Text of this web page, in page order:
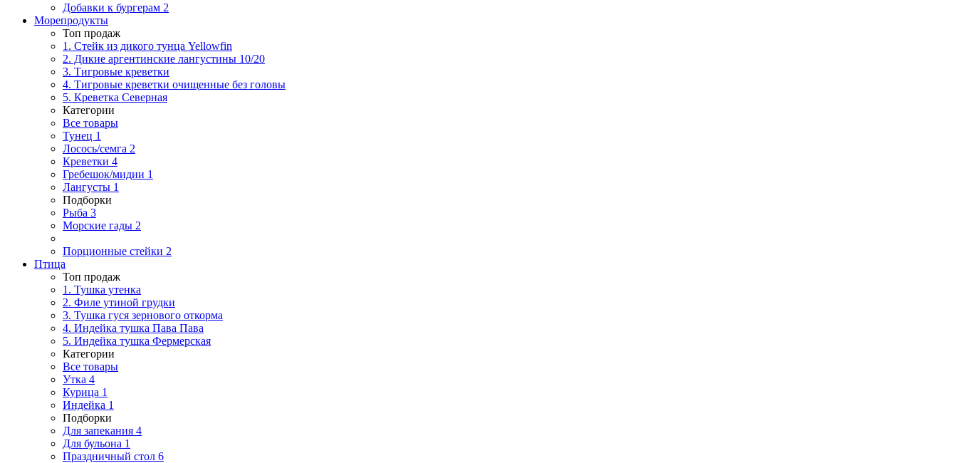
Добавки к бургерам 2
Морепродукты
Топ продаж
1. Стейк из дикого тунца Yellowfin
2. Дикие аргентинские лангустины 10/20
3. Тигровые креветки
4. Тигровые креветки очищенные без головы
5. Креветка Cеверная
Категории
Все товары
Тунец 1
Лосось/семга 2
Креветки 4
Гребешок/мидии 1
Лангусты 1
Подборки
Рыба 3
Морские гады 2
Порционные стейки 2
Птица
Топ продаж
1. Тушка утенка
2. Филе утиной грудки
3. Тушка гуся зернового откорма
4. Индейка тушка Пава Пава
5. Индейка тушка Фермерская
Категории
Все товары
Утка 4
Курица 1
Индейка 1
Подборки
Для запекания 4
Для бульона 1
Праздничный стол 6